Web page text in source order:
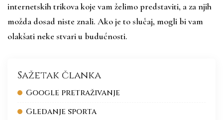
internetskih trikova koje vam želimo predstaviti, a za njih
možda dosad niste znali. Ako je to slučaj, mogli bi vam
olakšati neke stvari u budućnosti.
Sažetak članka
Google pretraživanje
Gledanje sporta